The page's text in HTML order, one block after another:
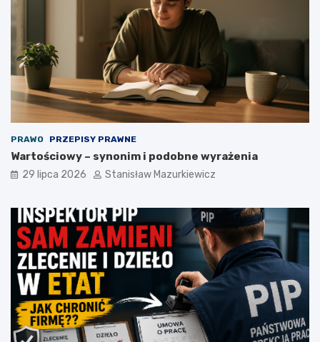
PRAWO PRZEPISY PRAWNE
Wartościowy – synonim i podobne wyrażenia
29 lipca 2026 Stanisław Mazurkiewicz